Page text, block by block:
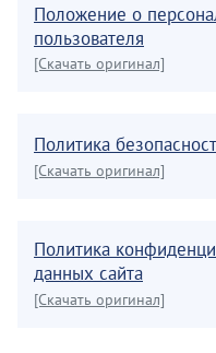
Положение о
пользователя
[Скачать оригинал]
Политика
[Скачать оригинал]
Политика
данных сайта
[Скачать оригинал]